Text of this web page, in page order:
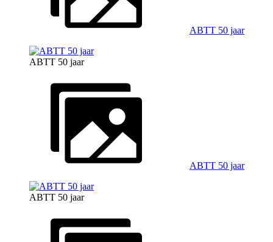
ABTT 50 jaar
ABTT 50 jaar
ABTT 50 jaar
ABTT 50 jaar